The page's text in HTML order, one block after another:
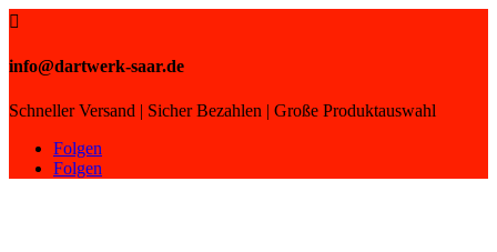

info@dartwerk-saar.de
Schneller Versand | Sicher Bezahlen | Große Produktauswahl
Folgen
Folgen